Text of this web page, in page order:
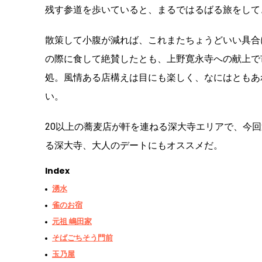
残す参道を歩いていると、まるではるばる旅をし
散策して小腹が減れば、これまたちょうどいい具
の際に食して絶賛したとも、上野寛永寺への献上
処。風情ある店構えは目にも楽しく、なにはとも
い。
20以上の蕎麦店が軒を連ねる深大寺エリアで、今
る深大寺、大人のデートにもオススメだ。
Index
湧水
雀のお宿
元祖 嶋田家
そばごちそう門前
玉乃屋